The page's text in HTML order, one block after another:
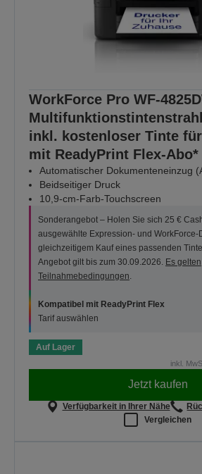
WorkForce Pro WF-
inkl. kostenloser Tinte
mit ReadyPrint Flex-Abo*
Automatischer Dokumenteneinzug
Beidseitiger Druck
10,9-cm-Farb-Touchscreen
Sonderangebot – Holen Sie sich 25 €
ausgewählte Expression- und WorkForce-
gleichzeitigem Kauf eines passenden
Angebot gilt bis zum 30.09.2026. Es gelten
Teilnahmebedingungen
Kompatibel mit ReadyPrint Flex
Tarif auswählen
Auf Lager
inkl.
Jetzt kaufen
Verfügbarkeit in Ihrer Nähe
Vergleichen